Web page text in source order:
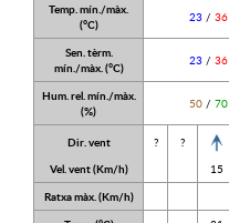
Temp. mín./màx.
(°C)
23/ 36
Sen. tèrm.
mín./màx. (°C)
23/ 36
Hum. rel. mín./màx.
(%)
50/ 70
Dir. vent ?
?
Vel. vent (Km/h)
15
Ratxa màx. (Km/h)